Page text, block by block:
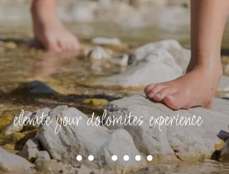
elevate your dolomites experience